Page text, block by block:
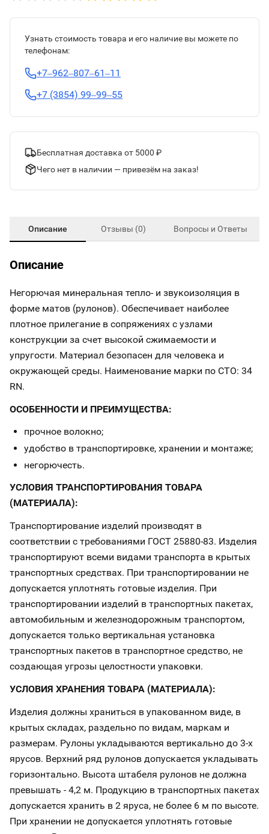
Узнать стоимость товара и его наличие вы можете по
телефонам:
+7‒962‒807‒61‒11
+7 (3854) 99‒99‒55
Бесплатная доставка от 5000 ₽
Чего нет в наличии — привезём на заказ!
Описание Отзывы (0) Вопросы и Ответы
Описание
Негорючая минеральная тепло- и звукоизоляция в
форме матов (рулонов). Обеспечивает наиболее
плотное прилегание в сопряжениях с узлами
конструкции за счет высокой сжимаемости и
упругости. Материал безопасен для человека и
окружающей среды. Наименование марки по СТО: 34
RN.
ОСОБЕННОСТИ И ПРЕИМУЩЕСТВА:
прочное волокно;
удобство в транспортировке, хранении и монтаже;
негорючесть.
УСЛОВИЯ ТРАНСПОРТИРОВАНИЯ ТОВАРА
(МАТЕРИАЛА):
Транспортирование изделий производят в
соответствии с требованиями ГОСТ 25880-83. Изделия
транспортируют всеми видами транспорта в крытых
транспортных средствах. При транспортировании не
допускается уплотнять готовые изделия. При
транспортировании изделий в транспортных пакетах,
автомобильным и железнодорожным транспортом,
допускается только вертикальная установка
транспортных пакетов в транспортное средство, не
создающая угрозы целостности упаковки.
УСЛОВИЯ ХРАНЕНИЯ ТОВАРА (МАТЕРИАЛА):
Изделия должны храниться в упакованном виде, в
крытых складах, раздельно по видам, маркам и
размерам. Рулоны укладываются вертикально до 3-х
ярусов. Верхний ряд рулонов допускается укладывать
горизонтально. Высота штабеля рулонов не должна
превышать - 4,2 м. Продукцию в транспортных пакетах
допускается хранить в 2 яруса, не более 6 м по высоте.
При хранении не допускается уплотнять готовые